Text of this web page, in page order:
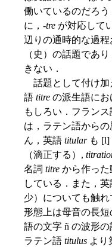
働いているのだろ
に，-tre が対応して
辺りの通時的な過
（史）の話題であ
きない．
話題として付け加
語 titre の派生語に
もしろい．フラン
は，ラテン語から
ん，英語 titularも [l]
（滴正する）,
名詞 titre から作った
している．また，
少）についても触れ
形態上は母音の長
語の文字 ñ の波形の
ラテン語 titulus より